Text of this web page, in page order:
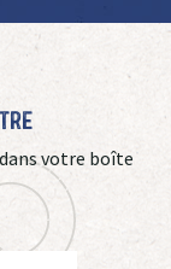
votre boîte